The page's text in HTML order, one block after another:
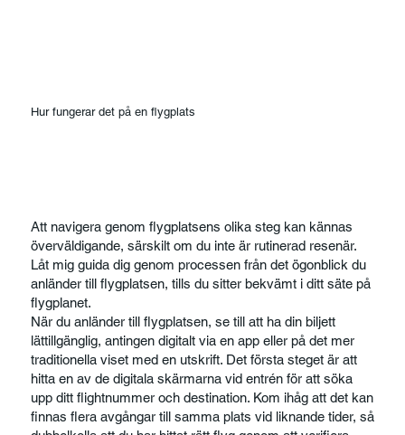
Hur fungerar det på en flygplats
Att navigera genom flygplatsens olika steg kan kännas
överväldigande, särskilt om du inte är rutinerad resenär.
Låt mig guida dig genom processen från det ögonblick du
anländer till flygplatsen, tills du sitter bekvämt i ditt säte på
flygplanet.
När du anländer till flygplatsen, se till att ha din biljett
lättillgänglig, antingen digitalt via en app eller på det mer
traditionella viset med en utskrift. Det första steget är att
hitta en av de digitala skärmarna vid entrén för att söka
upp ditt flightnummer och destination. Kom ihåg att det kan
finnas flera avgångar till samma plats vid liknande tider, så